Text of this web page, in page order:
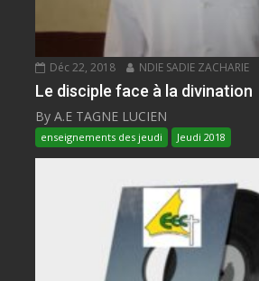
Déc 22, 2018 NDIE SADIE ZACHARIE
Le disciple face à la divination
By A.E TAGNE LUCIEN
enseignements des jeudi Jeudi 2018